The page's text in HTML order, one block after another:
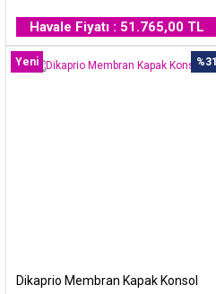
Havale Fiyatı : 51.765,00 TL
%31
Yeni
Dikaprio Membran Kapak Konsol